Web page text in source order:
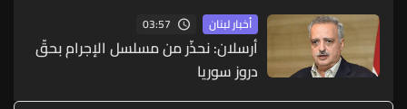
منظّمتين للدعارة في الحمرا ويوقف
متورطين
أخبار لبنان 03:57
أرسلان: نحذّر من مسلسل الإجرام بحقّ
دروز سوريا